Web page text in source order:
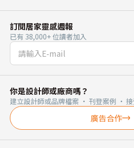
訂閱居家靈感週報
已有 38,000+ 位讀者加入
你是設計師或廠商嗎？
建立設計師或品牌檔案 · 刊登案例 ·
廣告合作